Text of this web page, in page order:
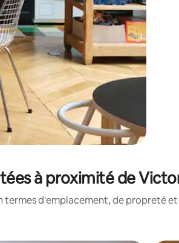
à proximité de
termes d'emplacement, de propreté